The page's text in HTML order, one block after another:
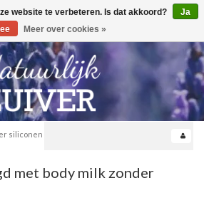
0
siliconen
met body milk zonder
website te verbeteren. Is dat akkoord?
Ja
Meer over cookies »